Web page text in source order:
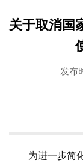
关于取消国
发布
为进一步简